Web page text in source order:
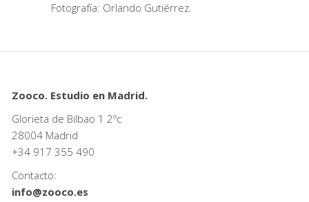
Fotografía: Orlando Gutiérrez.
Zooco. Estudio en Madrid.
Glorieta de Bilbao 1 2ºc
28004 Madrid
+34 917 355 490
Contacto:
info@zooco.es